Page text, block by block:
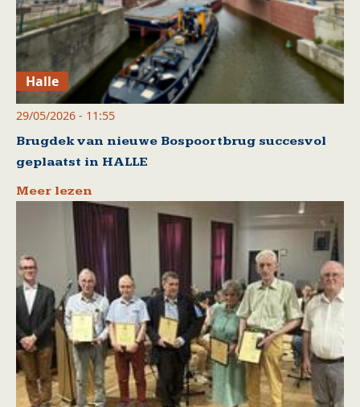
Halle
29/05/2026 - 11:55
Brugdek van nieuwe Bospoortbrug succesvol
geplaatst in HALLE
Meer lezen